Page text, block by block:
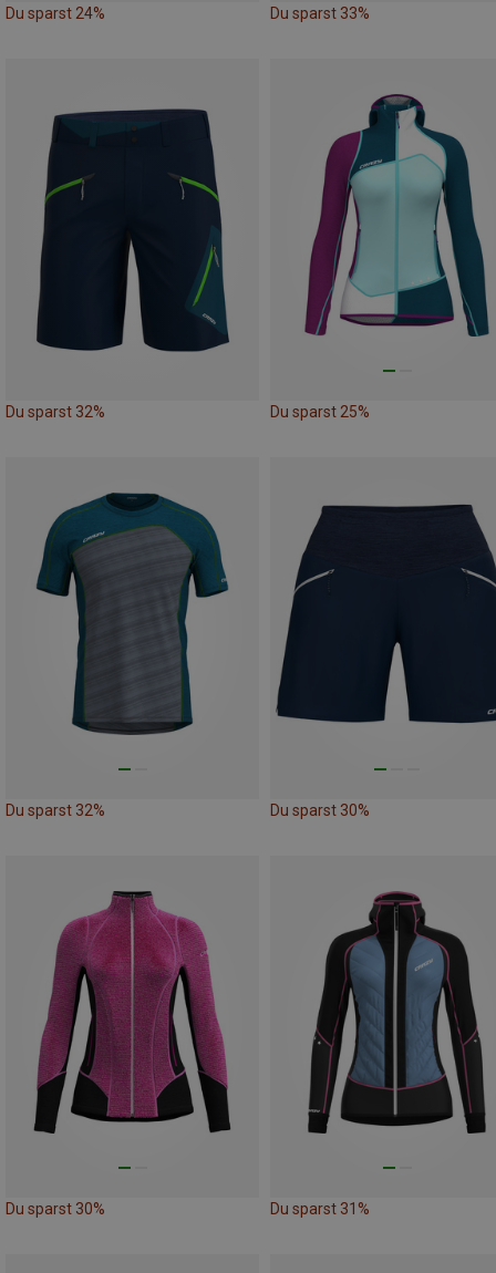
Du sparst 24% Du sparst 33%
Du sparst 32% Du sparst 25%
Du sparst 32% Du sparst 30%
Du sparst 30% Du sparst 31%